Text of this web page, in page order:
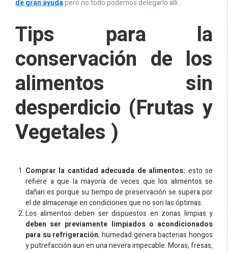
de gran ayudapero no todo podemos delegarlo allí.
Tips para la
conservación de los
alimentos sin
desperdicio (Frutas y
Vegetales )
Comprar la cantidad adecuada de alimentos: esto se
refiere a que la mayoría de veces que los alimentos se
dañan es porque su tiempo de preservación se supera por
el de almacenaje en condiciones que no son las óptimas.
Los alimentos deben ser dispuestos en zonas limpias y
deben ser previamente limpiados o acondicionados
para su refrigeración, humedad genera bacterias hongos
y putrefacción aun en una nevera impecable. Moras, fresas,